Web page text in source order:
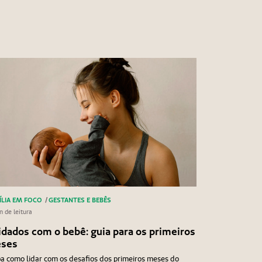
EM FOCO /GESTANTES E BEBÊS
de leitura
com o bebê: guia para os primeiros
como lidar com os desafios dos primeiros meses do